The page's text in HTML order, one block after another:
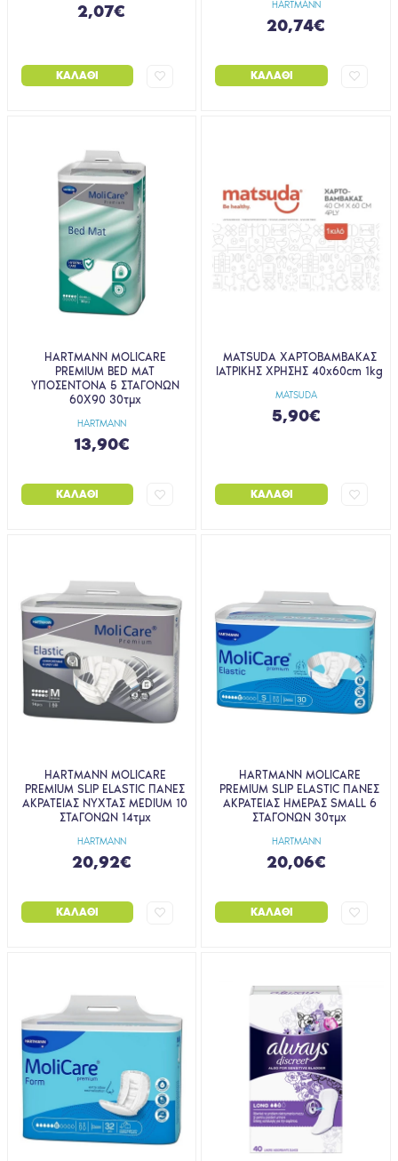
2,07€
ΚΑΛΆΘΙ
HARTMANN
20,74€
ΚΑΛΆΘΙ
HARTMANN
HARTMANN MOLICARE
PREMIUM BED MAT
ΥΠΟΣΕΝΤΟΝΑ 5 ΣΤΑΓΟΝΩΝ
60X90 30τμχ
13,90€
ΚΑΛΆΘΙ
MATSUDA
MATSUDA ΧΑΡΤΟΒΑΜΒΑΚΑΣ
ΙΑΤΡΙΚΗΣ ΧΡΗΣΗΣ 40x60cm 1kg
5,90€
ΚΑΛΆΘΙ
HARTMANN
HARTMANN MOLICARE
PREMIUM SLIP ELASTIC ΠΑΝΕΣ
ΑΚΡΑΤΕΙΑΣ ΝΥΧΤΑΣ MEDIUM 10
ΣΤΑΓΟΝΩΝ 14τμχ
20,92€
ΚΑΛΆΘΙ
HARTMANN
HARTMANN MOLICARE
PREMIUM SLIP ELASTIC ΠΑΝΕΣ
ΑΚΡΑΤΕΙΑΣ ΗΜΕΡΑΣ SMALL 6
ΣΤΑΓΟΝΩΝ 30τμχ
20,06€
ΚΑΛΆΘΙ